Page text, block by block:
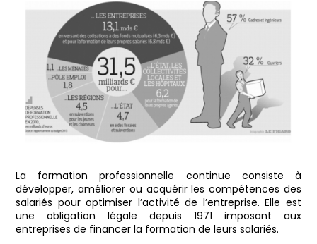
La formation professionnelle continue consiste à
développer, améliorer ou acquérir les compétences des
salariés pour optimiser l’activité de l’entreprise. Elle est
une obligation légale depuis 1971 imposant aux
entreprises de financer la formation de leurs salariés.